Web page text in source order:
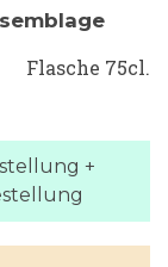
Flasche 75cl.
+